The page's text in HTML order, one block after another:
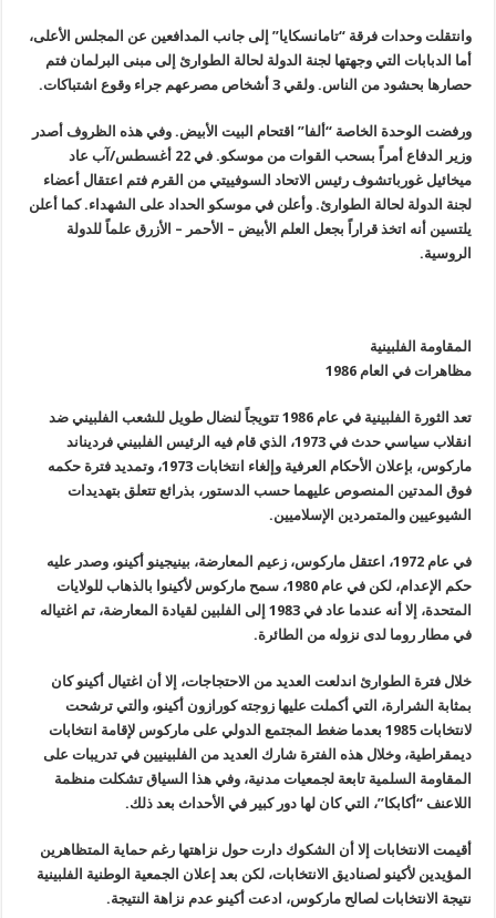
وانتقلت وحدات فرقة“تامانسكايا” إلى جانب المدافعين عن المجلس الأعلى،
أما الدبابات التي وجهتها لجنة الدولة لحالة الطوارئ إلى مبنى البرلمان فتم
حصارها بحشود من الناس. ولقي 3 أشخاص مصرعهم جراء وقوع اشتباكات
.
ورفضت الوحدة الخاصة “ألفا” اقتحام البيت الأبيض. وفي هذه الظروف أصدر
وزير الدفاع أمراً بسحب القوات من موسكو. في 22 أغسطس/آب عاد
ميخائيل غورباتشوف رئيس الاتحاد السوفييتي من القرم فتم اعتقال أعضاء
لجنة الدولة لحالة الطوارئ. وأعلن في موسكو الحداد على الشهداء. كما أعلن
يلتسين أنه اتخذ قراراً بجعل العلم الأبيض – الأحمر – الأزرق علماً للدولة
الروسية.
المقاومة الفلبينية
مظاهرات في العام 1986
تعد الثورة الفلبينية في عام 1986 تتويجاً لنضال طويل للشعب الفلبيني ضد
انقلاب سياسي حدث في 1973، الذي قام فيه الرئيس الفلبيني فرديناند
ماركوس، بإعلان الأحكام العرفية وإلغاء انتخابات 1973، وتمديد فترة حكمه
فوق المدتين المنصوص عليهما حسب الدستور، بذرائع تتعلق بتهديدات
الشيوعيين والمتمردين الإسلاميين.
في عام 1972، اعتقل ماركوس، زعيم المعارضة، بينيجينو أكينو، وصدر عليه
حكم الإعدام، لكن في عام1980، سمح ماركوس لأكينوا بالذهاب للولايات
المتحدة، إلا أنه عندما عاد في1983 إلى الفلبين لقيادة المعارضة، تم اغتياله
في مطار روما لدى نزوله من الطائرة.
خلال فترة الطوارئ اندلعت العديد من الاحتجاجات، إلا أن اغتيال أكينو كان
بمثابة الشرارة، التي أكملت عليها زوجته كورازون أكينو، والتي ترشحت
لانتخابات 1985 بعدما ضغط المجتمع الدولي على ماركوس لإقامة انتخابات
ديمقراطية، وخلال هذه الفترة شارك العديد من الفلبينيين في تدريبات على
المقاومة السلمية تابعة لجمعيات مدنية، وفي هذا السياق تشكلت منظمة
اللاعنف “أكابكا”، التي كان لها دور كبير في الأحداث بعد ذلك.
أقيمت الانتخابات إلا أن الشكوك دارت حول نزاهتها رغم حماية المتظاهرين
المؤيدين لأكينو لصناديق الانتخابات، لكن بعد إعلان الجمعية الوطنية الفلبينية
نتيجة الانتخابات لصالح ماركوس، ادعت أكينو عدم نزاهة النتيجة.